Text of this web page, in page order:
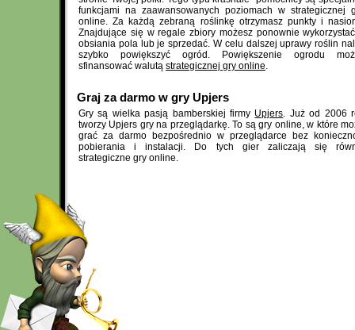
funkcjami na zaawansowanych poziomach w strategicznej
online. Za każdą zebraną roślinkę otrzymasz punkty i
Znajdujące się w regale zbiory możesz ponownie
obsiania pola lub je sprzedać. W celu dalszej uprawy roślin
szybko powiększyć ogród. Powiększenie ogrodu
sfinansować walutą strategicznej gry online.
Graj za darmo w gry Upjers
Gry są wielka pasją bamberskiej firmy Upjers. Już od 2006
tworzy Upjers gry na przeglądarkę. To są gry online, w które
grać za darmo bezpośrednio w przeglądarce bez
pobierania i instalacji. Do tych gier zaliczają się
strategiczne gry online.